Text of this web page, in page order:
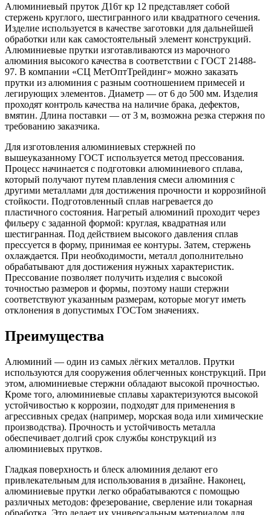
Алюминиевый пруток Д16т кр 12 представляет собой
стержень круглого, шестигранного или квадратного сечения.
Изделие используется в качестве заготовки для дальнейшей
обработки или как самостоятельный элемент конструкций.
Алюминиевые прутки изготавливаются из марочного
алюминия высокого качества в соответствии с ГОСТ 21488-
97. В компании «СЦ МетОптТрейдинг» можно заказать
прутки из алюминия с разным соотношением примесей и
легирующих элементов. Диаметр — от 6 до 500 мм. Изделия
проходят контроль качества на наличие брака, дефектов,
вмятин. Длина поставки — от 3 м, возможна резка стержня по
требованию заказчика.
Для изготовления алюминиевых стержней по
вышеуказанному ГОСТ используется метод прессования.
Процесс начинается с подготовки алюминиевого сплава,
который получают путем плавления смеси алюминия с
другими металлами для достижения прочности и коррозийной
стойкости. Подготовленный сплав нагревается до
пластичного состояния. Нагретый алюминий проходит через
фильеру с заданной формой: круглая, квадратная или
шестигранная. Под действием высокого давления сплав
прессуется в форму, принимая ее контуры. Затем, стержень
охлаждается. При необходимости, металл дополнительно
обрабатывают для достижения нужных характеристик.
Прессование позволяет получить изделия с высокой
точностью размеров и формы, поэтому наши стержни
соответствуют указанным размерам, которые могут иметь
отклонения в допустимых ГОСТом значениях.
Преимущества
Алюминий — один из самых лёгких металлов. Прутки
используются для сооружения облегченных конструкций. При
этом, алюминиевые стержни обладают высокой прочностью.
Кроме того, алюминиевые сплавы характеризуются высокой
устойчивостью к коррозии, подходят для применения в
агрессивных средах (например, морская вода или химические
производства). Прочность и устойчивость металла
обеспечивает долгий срок службы конструкций из
алюминиевых прутков.
Гладкая поверхность и блеск алюминия делают его
привлекательным для использования в дизайне. Наконец,
алюминиевые прутки легко обрабатываются с помощью
различных методов: фрезерование, сверление или токарная
обработка. Это делает их универсальным материалом для